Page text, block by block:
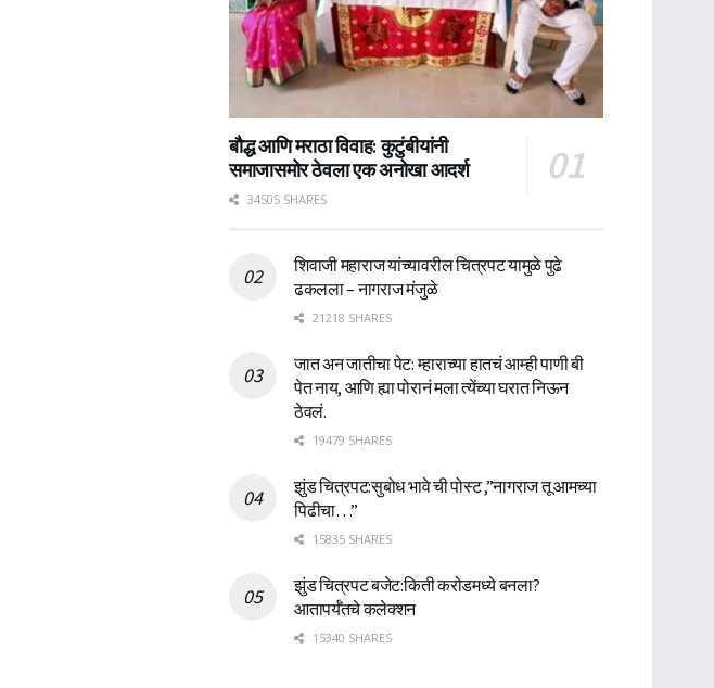
बौद्ध आणि मराठा विवाह: कुटुंबीयांनी
समाजासमोर ठेवला एक अनोखा आदर्श
34505 SHARES
शिवाजी महाराज यांच्यावरील चित्रपट यामुळे पुढे
ढकलला – नागराज मंजुळे
21218 SHARES
जात अन जातीचा पेट: म्हाराच्या हातचं आम्ही पाणी बी
पेत नाय, आणि ह्या पोरानं मला त्येंच्या घरात निऊन
ठेवलं.
19479 SHARES
झुंड चित्रपट:सुबोध भावे ची पोस्ट ,”नागराज तू आमच्या
पिढीचा…”
15835 SHARES
झुंड चित्रपट बजेट:किती करोडमध्ये बनला?
आतापर्यँतचे कलेक्शन
15340 SHARES